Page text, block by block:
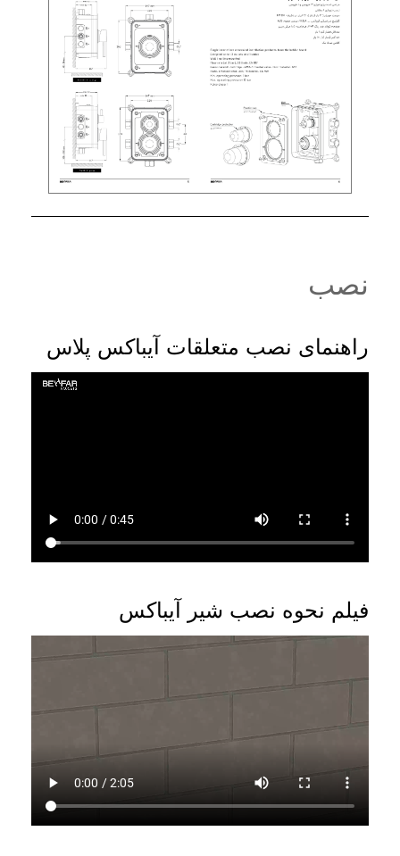
نصب
راهنمای نصب متعلقات آیباکس پلاس
فیلم نحوه نصب شیر آیباکس